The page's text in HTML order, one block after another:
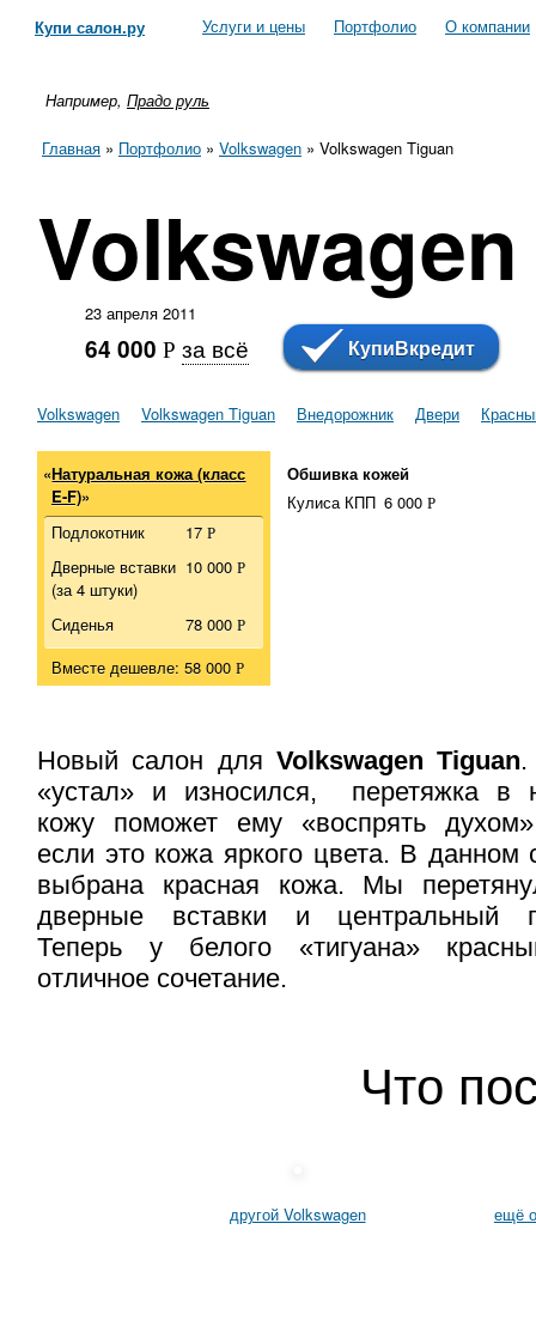
Купи салон.ру Услуги и цены Портфолио О компании
Например, Прадо руль
Главная » Портфолио » Volkswagen » Volkswagen Tiguan
23 апреля 2011
64 000 Р за всё КупиВкредит
Volkswagen Volkswagen Tiguan Внедорожник Двери
«Натуральная кожа (класс
E-F)»
Подлокотник
17 Р
Дверные вставки
(за 4 штуки)
10 000 Р
Сиденья 78 000 Р
Вместе дешевле: 58 000 Р
Обшивка кожей
Кулиса КПП 6 000 Р
Новый салон дляVolkswagen Tiguan.
«устал» и износился, перетяжка в
кожу поможет ему «воспрять
если это кожа яркого цвета. В данном
выбрана красная кожа. Мы
дверные вставки и центральный
Теперь у белого «тигуана»
отличное сочетание.
Что
другой Volkswagen ещё